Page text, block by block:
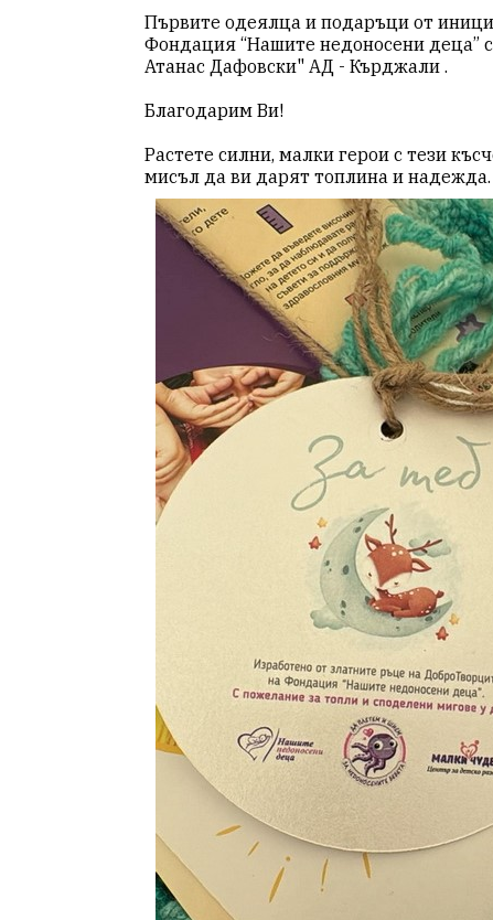
Първите одеялца и подаръци от
Фондация “Нашите недоносени деца”
Атанас Дафовски" АД - Кърджали .
Благодарим Ви!
Растете силни, малки герои с тези
мисъл да ви дарят топлина и надежда.